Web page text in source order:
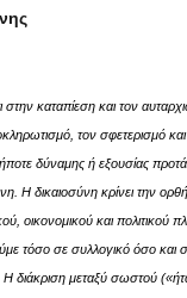
στην καταπίεση και τον
τον σφετερισμό
δύναμης ή εξουσίας
Η δικαιοσύνη κρίνει την
οικονομικού και πολιτικού
τόσο σε συλλογικό όσο και
Η διάκριση μεταξύ σωστού